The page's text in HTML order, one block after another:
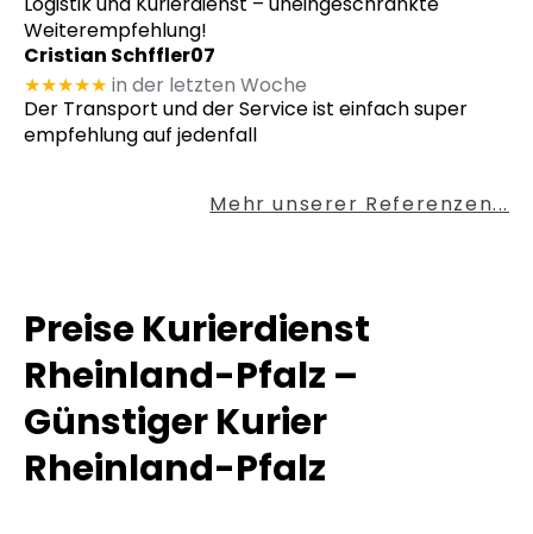
Weiterempfehlung!
Cristian Schffler07
★★★★★ in der letzten Woche
Der Transport und der Service ist einfach super
empfehlung auf jedenfall
Mehr unserer Referenzen...
Preise Kurierdienst
Rheinland-Pfalz –
Günstiger Kurier
Rheinland-Pfalz